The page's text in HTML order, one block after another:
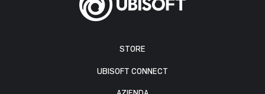
STORE
UBISOFT CONNECT